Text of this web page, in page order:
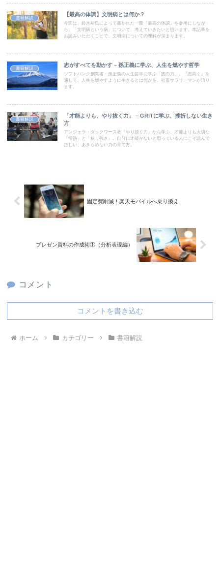
書籍解説
【最高の体調】文明病とは何か？
今回は、鈴木祐氏によって書かれた一冊『最高の体調』を参考にしなが
ら、「文明病という病」について、考えていきたいと思います。本記事を
お読みいただくことで、文明病についての理解が深まります。
書籍解説
志がすべてを動かす – 孫正義に学ぶ、人生を燃やす哲学
ソフトバンク創業者・孫正義の人生哲学に学ぶ「志の力」。『志高く』を
通して、人生を燃やすように生きるとは何かを、社畜サラリーマンが語り
ます。
書籍解説
「才能よりも、やり抜く力」 – GRITに学ぶ、挫折しない生き
方
アンジェラ・ダックワース著『やり抜く力』から学ぶ、才能よりも大切な
「情熱」と「粘り強さ」。自分に才能がないと思っている人にこそ読んで
ほしい、あきらめない力の育て方。
固定費削減！楽天モバイルへ乗り換え
プレゼン資料の作成術①（分析表現編）
コメント
コメントを書き込む
ホーム カテゴリー 書籍解説